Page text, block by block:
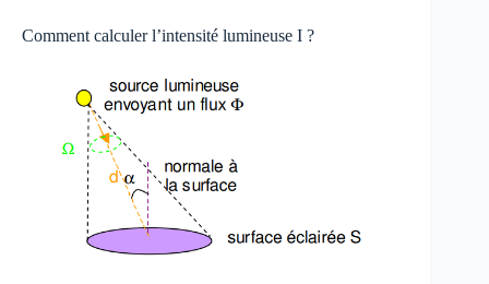
Comment calculer l’intensité lumineuse I ?